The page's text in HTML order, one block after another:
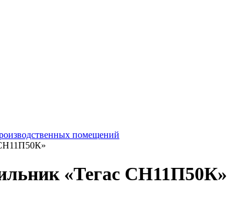
помещений
«Тегас СН11П50К»